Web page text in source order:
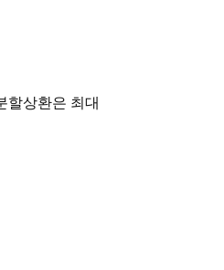
할상환은 최대